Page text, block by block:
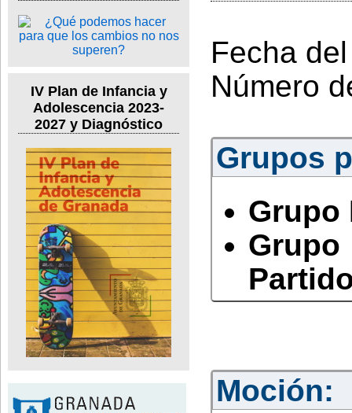
IV Plan de Infancia y
Adolescencia 2023-
2027 y Diagnóstico
Fecha
Número
Grupos
Grupo
Moción: